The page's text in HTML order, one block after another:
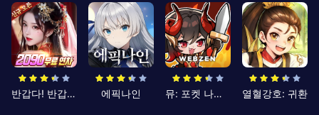
반갑다! 반갑삼국지 에픽나인 뮤: 포켓 나이츠 열혈강호: 귀환